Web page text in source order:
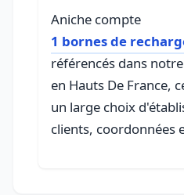
Aniche compte
1 bornes de
référencés dans
en Hauts De France,
un large choix
clients, coordonnées